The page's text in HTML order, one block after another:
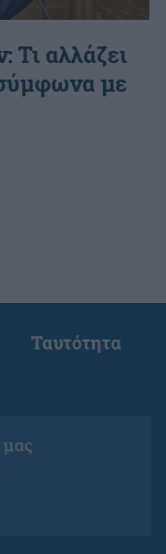
Τι αλλάζει
με
Ταυτότητα
μας